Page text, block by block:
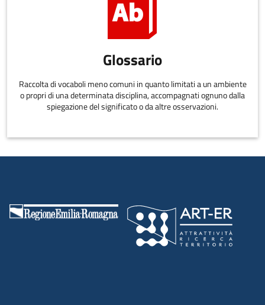
Glossario
Raccolta di vocaboli meno comuni in quanto limitati a un ambiente
o propri di una determinata disciplina, accompagnati ognuno dalla
spiegazione del significato o da altre osservazioni.